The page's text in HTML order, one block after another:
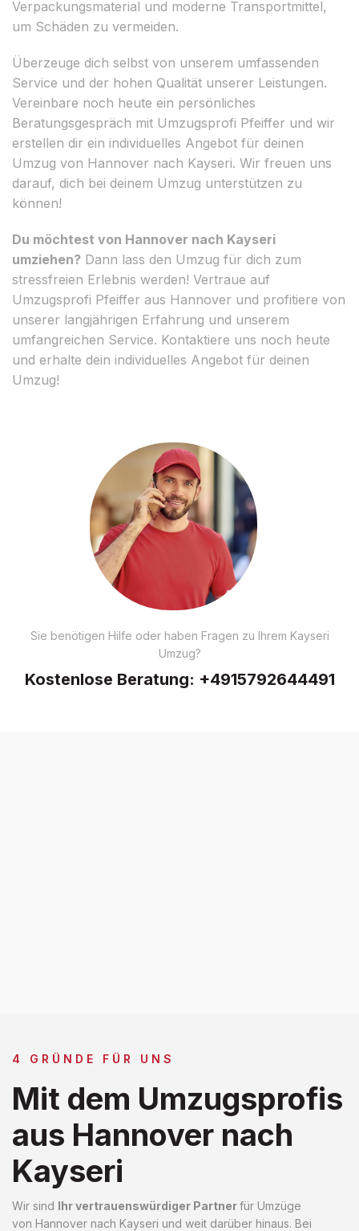
Verpackungsmaterial und moderne Transportmittel,
um Schäden zu vermeiden.
Überzeuge dich selbst von unserem umfassenden
Service und der hohen Qualität unserer Leistungen.
Vereinbare noch heute ein persönliches
Beratungsgespräch mit Umzugsprofi Pfeiffer und wir
erstellen dir ein individuelles Angebot für deinen
Umzug von Hannover nach Kayseri. Wir freuen uns
darauf, dich bei deinem Umzug unterstützen zu
können!
Du möchtest von Hannover nach Kayseri
umziehen? Dann lass den Umzug für dich zum
stressfreien Erlebnis werden! Vertraue auf
Umzugsprofi Pfeiffer aus Hannover und profitiere von
unserer langjährigen Erfahrung und unserem
umfangreichen Service. Kontaktiere uns noch heute
und erhalte dein individuelles Angebot für deinen
Umzug!
Sie benötigen Hilfe oder haben Fragen zu Ihrem Kayseri
Umzug?
Kostenlose Beratung: +4915792644491
4 GRÜNDE FÜR UNS
Mit dem Umzugsprofis
aus Hannover nach
Kayseri
Wir sind Ihr vertrauenswürdiger Partnerfür Umzüge
von Hannover nach Kayseri und weit darüber hinaus. Bei